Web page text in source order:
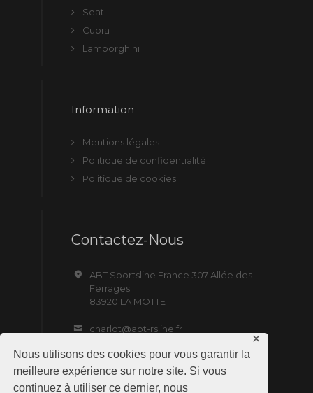
Nous utilisons des cookies pour vous garantir la
meilleure expérience sur notre site. Si vous
continuez à utiliser ce dernier, nous
✕
Seat
Cupra
Lamborghini
Information
Mentions légales
Politique de confidentialité
Politique de cookies
Contactez-Nous
ABT Sportsline France 307 Allée des
Ferrages
83920 LA MOTTE
charlot@abt-rsline.fr